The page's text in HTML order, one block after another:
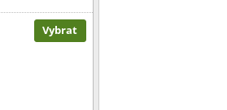
Vybrat